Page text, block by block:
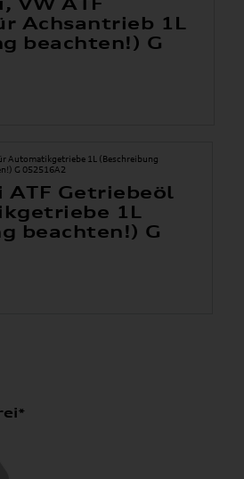
Achsantrieb 1L
beachten!) G
ATF Getriebeöl
1L
beachten!) G